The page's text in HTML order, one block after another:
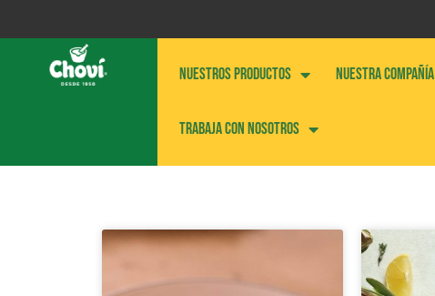
NUESTROS PRODUCTOS NUESTRA COMPAÑÍA
Trabaja con nosotros